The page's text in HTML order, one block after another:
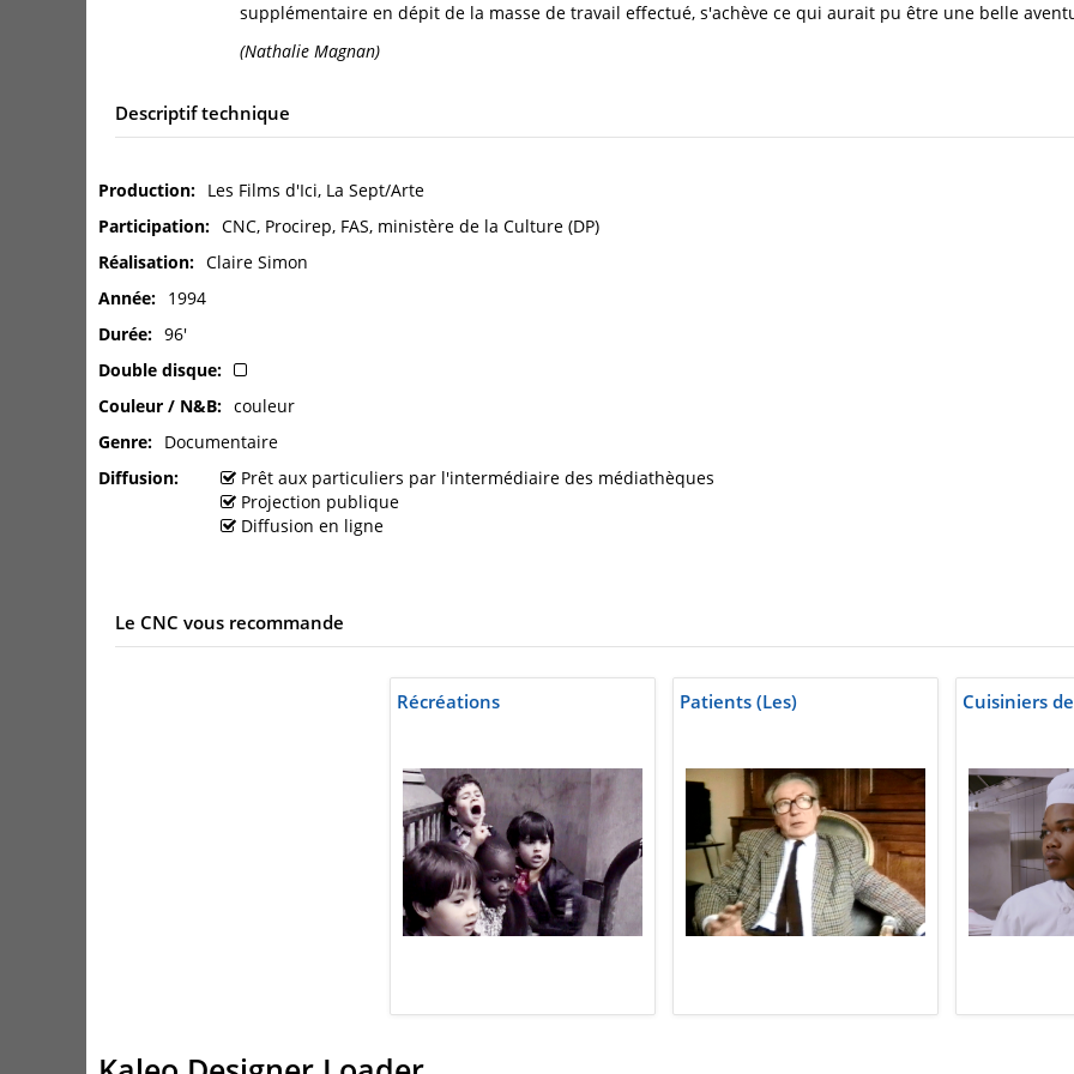
supplémentaire en dépit de la masse de travail effectué, s'achève ce qui aurait pu être une belle
(Nathalie Magnan)
Descriptif technique
Production
Les Films d'Ici, La Sept/Arte
Participation
CNC, Procirep, FAS, ministère de la Culture (DP)
Réalisation
Claire Simon
Année
1994
Durée
96'
Double disque
Couleur / N&B
couleur
Genre
Documentaire
Diffusion
Prêt aux particuliers par l'intermédiaire des médiathèques
Projection publique
Diffusion en ligne
Le CNC vous recommande
Récréations Patients (Les) Cuisiniers